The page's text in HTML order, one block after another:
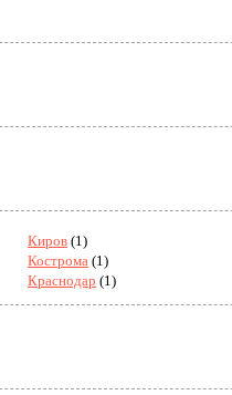
Киров (1)
Кострома (1)
Краснодар (1)